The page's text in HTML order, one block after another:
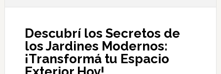
Descubrí los Secretos de
los Jardines Modernos:
¡Transformá tu Espacio